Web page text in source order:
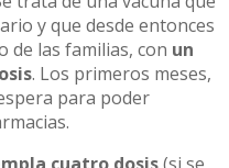
y que desde entonces
de las familias, con un
. Los primeros meses,
para poder